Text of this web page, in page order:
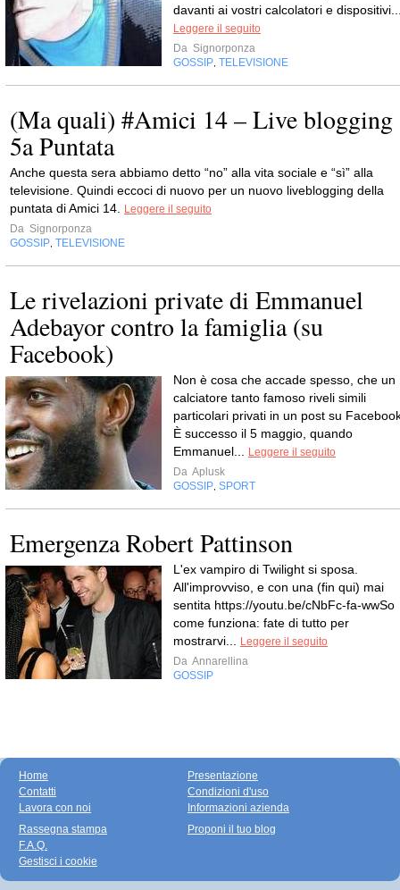
davanti ai vostri calcolatori e
Leggere il seguito
Da Signorponza
GOSSIP TELEVISIONE
(Ma quali) #Amici 14 – Live blogging
5a Puntata
Anche questa sera abbiamo detto “no” alla vita sociale e “sì” alla
televisione. Quindi eccoci di nuovo per un nuovo liveblogging della
puntata di Amici 14.
Leggere il seguito
Da Signorponza
GOSSIP TELEVISIONE
Le rivelazioni private di Emmanuel
Adebayor contro la famiglia (su
Facebook)
Non è cosa che accade spesso, che un
calciatore tanto famoso riveli simili
particolari privati in un post su
È successo il 5 maggio, quando
Emmanuel...
Leggere il seguito
Da Aplusk
GOSSIP SPORT
Emergenza Robert Pattinson
L'ex vampiro di Twilight si sposa.
All'improvviso, e con una (fin qui) mai
sentita https://youtu.be/cNbFc-fa-wwSo
come funziona: fate di tutto per
mostrarvi...
Leggere il seguito
Da Annarellina
GOSSIP
Home
Contatti
Lavora con noi
Presentazione
Condizioni d'uso
Informazioni azienda
Rassegna stampa
F.A.Q.
Gestisci i cookie
Proponi il tuo blog